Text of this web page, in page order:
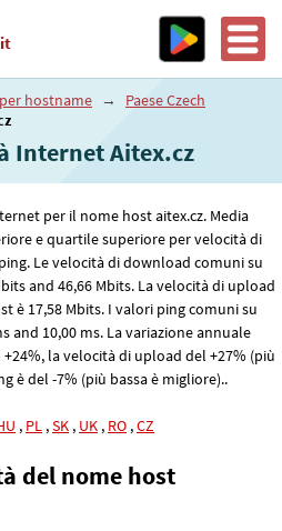
hostname →
Paese Czech
Internet Aitex.cz
per il nome host aitex.cz. Media
e quartile superiore per velocità di
Le velocità di download comuni su
and 46,66 Mbits. La velocità di upload
è 17,58 Mbits. I valori ping comuni su
and 10,00 ms. La variazione annuale
la velocità di upload del +27% (più
è del -7% (più bassa è migliore)..
, PL ,SK , UK , RO ,CZ
del nome host